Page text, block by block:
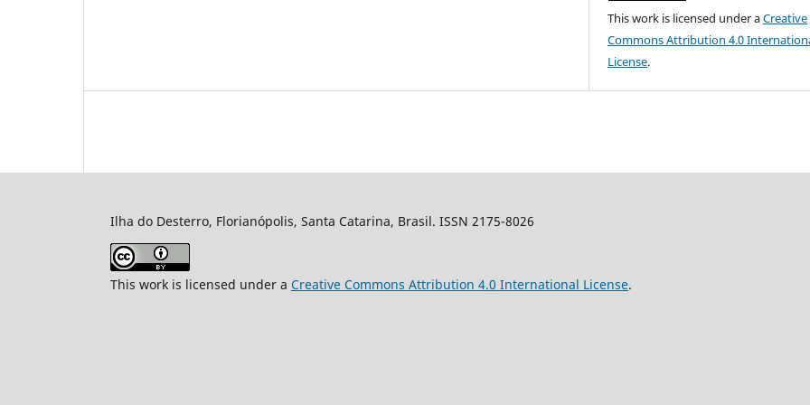
This work is licensed under aCreative
Commons Attribution 4.0
License.
Ilha do Desterro, Florianópolis, Santa Catarina, Brasil. ISSN 2175-8026
This work is licensed under a Creative Commons Attribution 4.0 International License.